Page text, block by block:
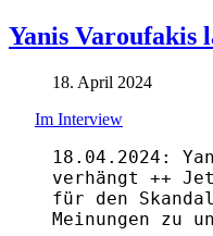
Yanis Varoufakis
18. April 2024
Im Interview
18.04.2024:
verhängt ++
für den
Meinungen zu